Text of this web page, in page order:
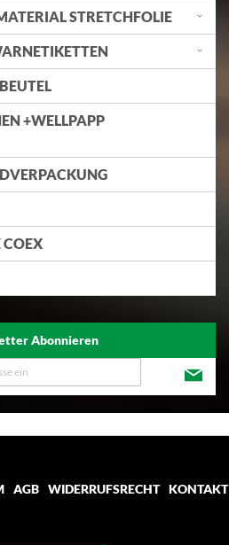
STRETCHFOLIE
+WELLPAPP
COEX
Abonnieren
AGB WIDERRUFSRECHT KONTAKT